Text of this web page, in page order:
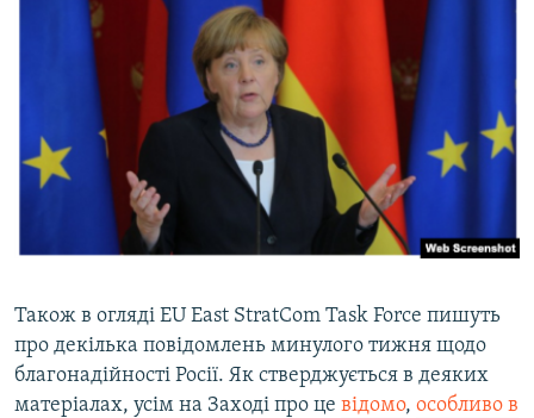
Також в огляді EU East StratCom Task Force пишуть
про декілька повідомлень минулого тижня щодо
благонадійності Росії. Як стверджується в деяких
матеріалах, усім на Заході про це відомо, особливо в